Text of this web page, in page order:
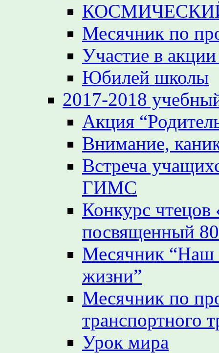
Месячник по
Участие в
Юбилей школы
2017-2018
Акция
Внимание,
Встреча
ГИМС
Конкурс
посвященный
Месячник “Наш
жизни”
Месячник по
транспортного
Урок мира